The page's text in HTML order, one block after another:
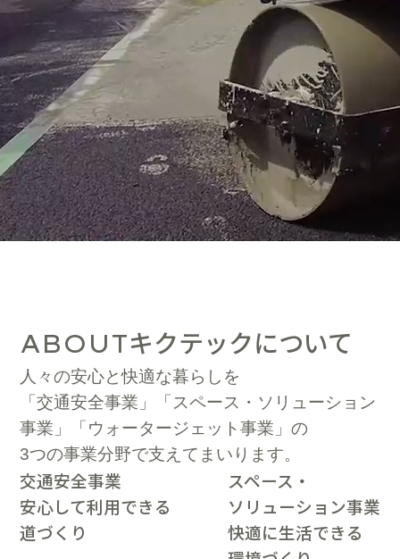
ABOUTキクテックについて
人々の安心と快適な暮らしを
「交通安全事業」「スペース・ソリューション
事業」「ウォータージェット事業」の
3つの事業分野で支えてまいります。
交通安全事業
安心して利用できる
道づくり
スペース・
ソリューション事業
快適に生活できる